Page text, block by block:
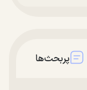
پربحث‌ها